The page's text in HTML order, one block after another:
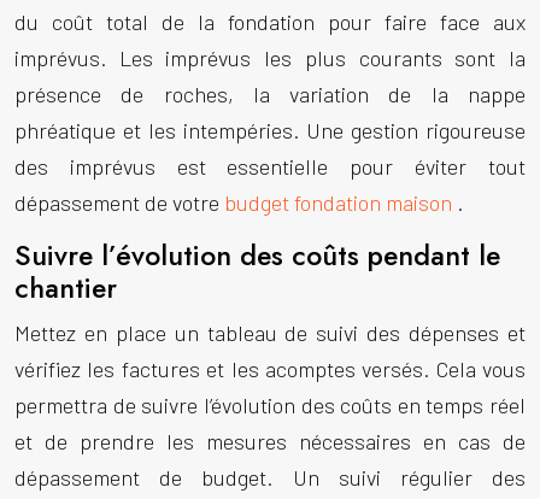
du coût total de la fondation pour faire face aux
imprévus. Les imprévus les plus courants sont la
présence de roches, la variation de la nappe
phréatique et les intempéries. Une gestion rigoureuse
des imprévus est essentielle pour éviter tout
dépassement de votre budget fondation maison .
Suivre l’évolution des coûts pendant le
chantier
Mettez en place un tableau de suivi des dépenses et
vérifiez les factures et les acomptes versés. Cela vous
permettra de suivre l’évolution des coûts en temps réel
et de prendre les mesures nécessaires en cas de
dépassement de budget. Un suivi régulier des